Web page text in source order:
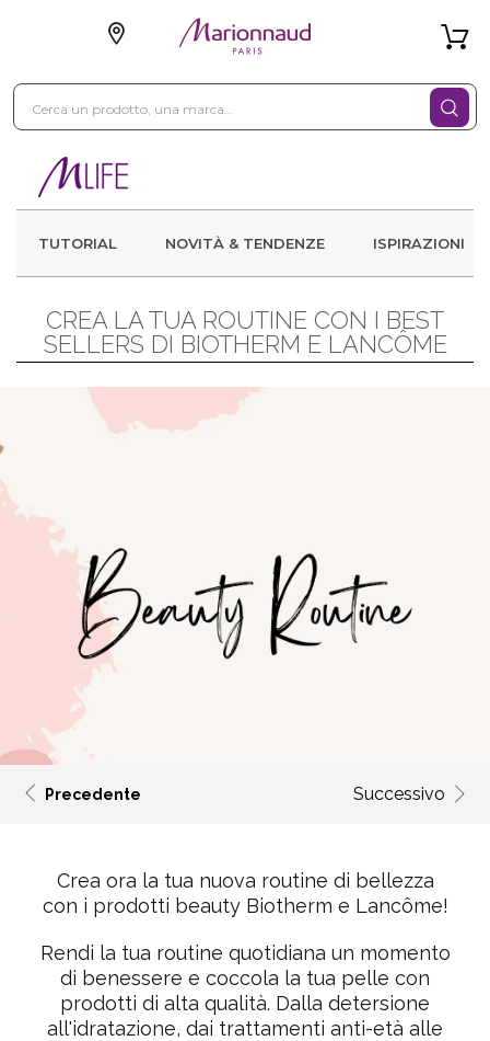
TUTORIAL NOVITÀ & TENDENZE ISPIRAZIONI
CREA LA TUA ROUTINE CON I BEST
SELLERS DI BIOTHERM E LANCÔME
Precedente Successivo
Crea ora la tua nuova routine di bellezza
con i prodotti beauty Biotherm e Lancôme!
Rendi la tua routine quotidiana un momento
di benessere e coccola la tua pelle con
prodotti di alta qualità. Dalla detersione
all'idratazione, dai trattamenti anti-età alle